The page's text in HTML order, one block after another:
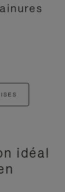
idéal